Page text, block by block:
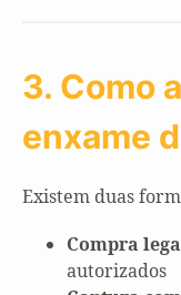
3. Como
enxame
Existem duas
Compra
autorizados